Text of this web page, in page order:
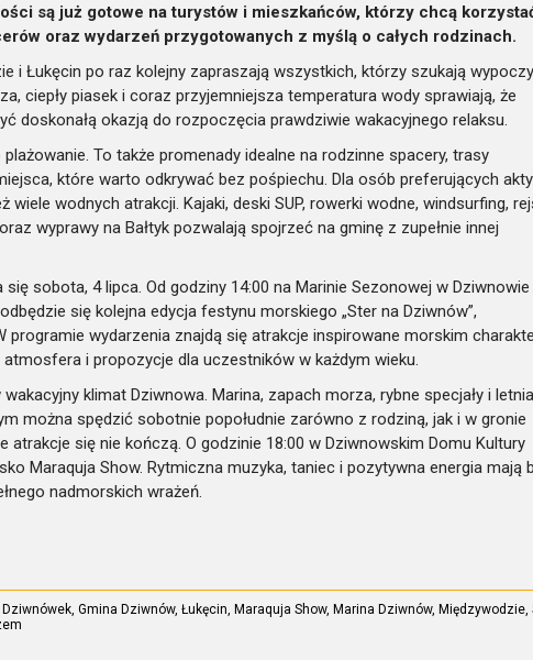
są już gotowe na turystów i mieszkańców, którzy chcą
oraz wydarzeń przygotowanych z myślą o całych rodzinach.
i Łukęcin po raz kolejny zapraszają wszystkich, którzy szukają
ciepły piasek i coraz przyjemniejsza temperatura wody sprawiają, że
doskonałą okazją do rozpoczęcia prawdziwie wakacyjnego relaksu.
To także promenady idealne na rodzinne spacery, trasy
które warto odkrywać bez pośpiechu. Dla osób preferujących
wodnych atrakcji. Kajaki, deski SUP, rowerki wodne, windsurfing,
wyprawy na Bałtyk pozwalają spojrzeć na gminę z zupełnie innej
sobota, 4 lipca. Od godziny 14:00 na Marinie Sezonowej w
się kolejna edycja festynu morskiego „Ster na Dziwnów”,
programie wydarzenia znajdą się atrakcje inspirowane morskim
i propozycje dla uczestników w każdym wieku.
klimat Dziwnowa. Marina, zapach morza, rybne specjały i letnia
można spędzić sobotnie popołudnie zarówno z rodziną, jak i w gronie
atrakcje się nie kończą. O godzinie 18:00 w Dziwnowskim Domu Kultury
Maraquja Show. Rytmiczna muzyka, taniec i pozytywna energia mają
nadmorskich wrażeń.
Dziwnówek, Gmina Dziwnów, Łukęcin, Maraquja Show, Marina Dziwnów, Międzywodzie,